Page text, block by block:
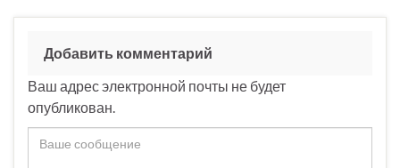
Добавить комментарий
Ваш адрес электронной почты не будет
опубликован.